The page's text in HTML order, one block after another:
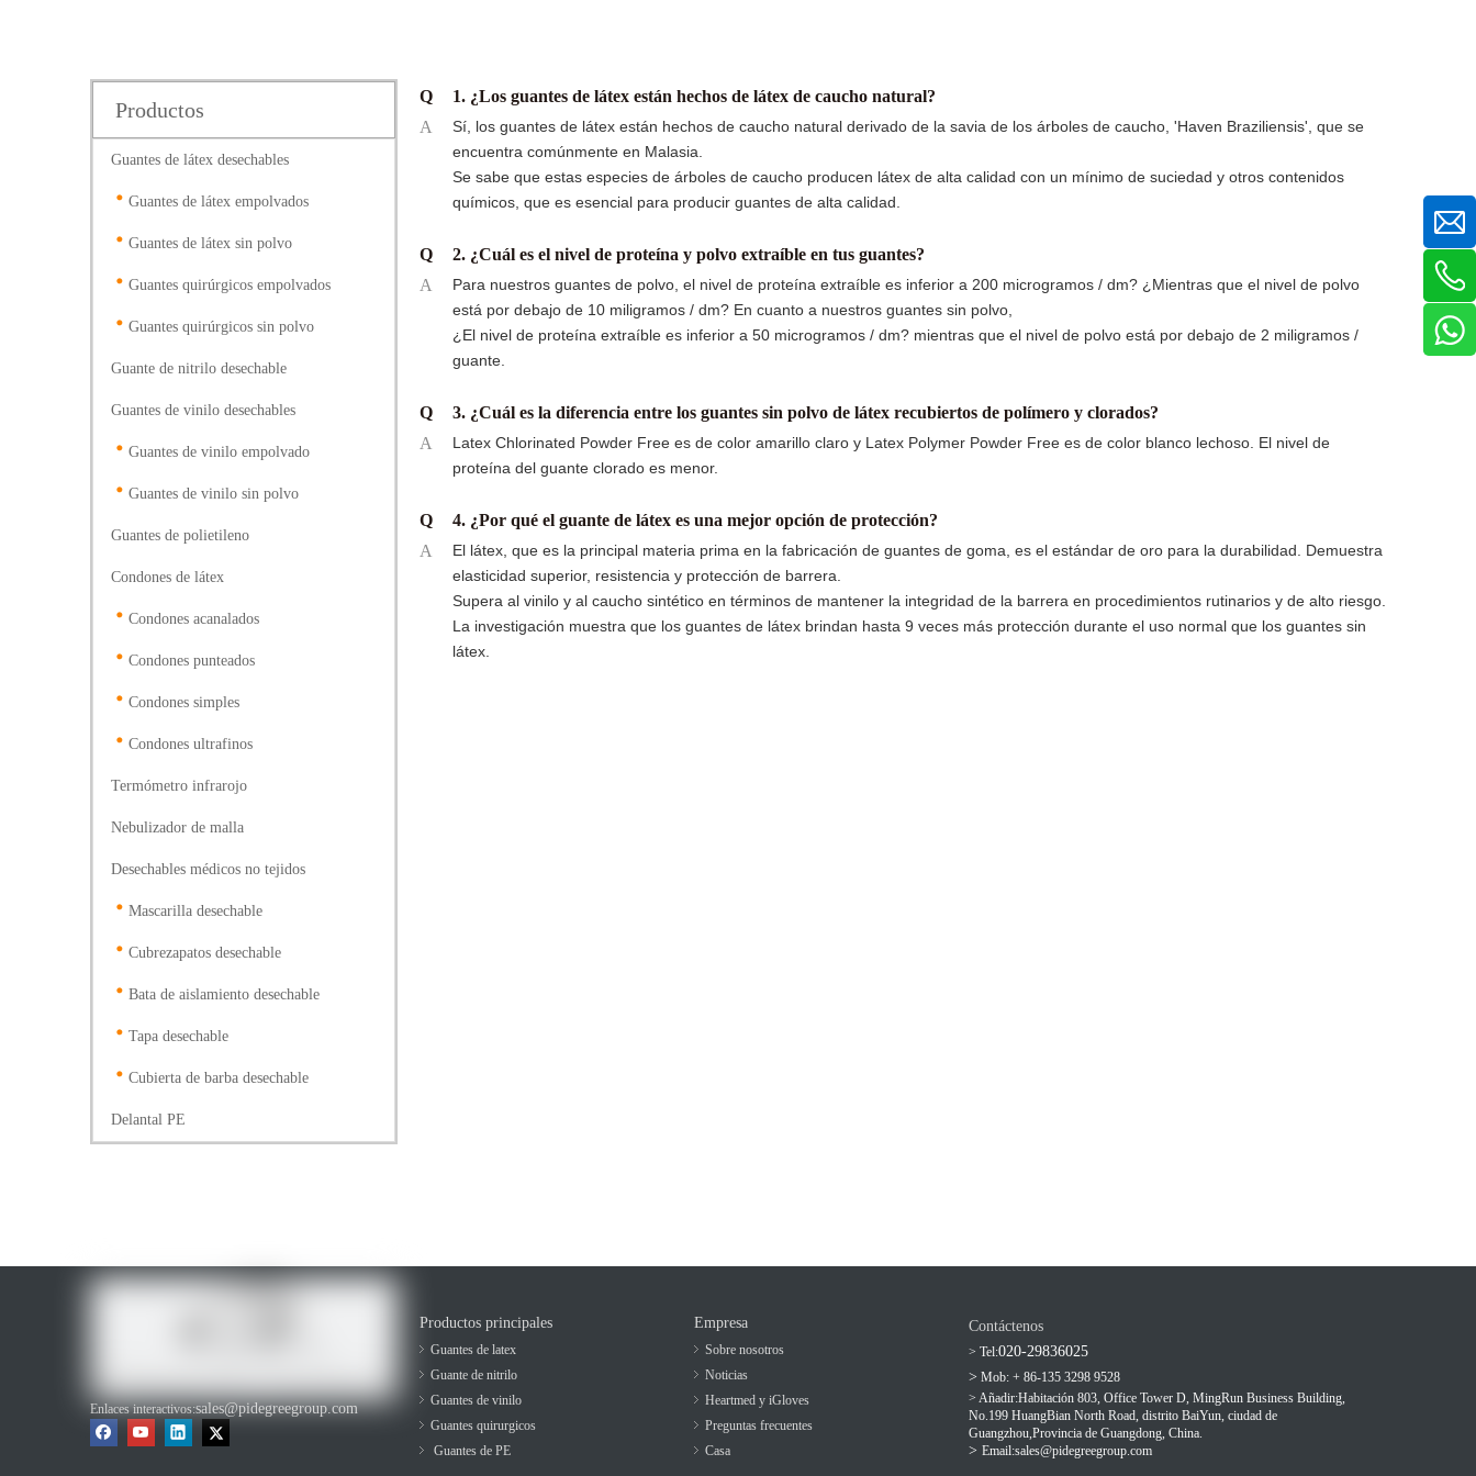
Productos
Guantes de látex desechables
Guantes de látex empolvados
Guantes de látex sin polvo
Guantes quirúrgicos empolvados
Guantes quirúrgicos sin polvo
Guante de nitrilo desechable
Guantes de vinilo desechables
Guantes de vinilo empolvado
Guantes de vinilo sin polvo
Guantes de polietileno
Condones de látex
Condones acanalados
Condones punteados
Condones simples
Condones ultrafinos
Termómetro infrarojo
Nebulizador de malla
Desechables médicos no tejidos
Mascarilla desechable
Cubrezapatos desechable
Bata de aislamiento desechable
Tapa desechable
Cubierta de barba desechable
Delantal PE
Q
1. ¿Los guantes de látex están hechos de látex de caucho natural?
A
Sí, los guantes de látex están hechos de caucho natural derivado de la savia de los árboles de caucho, 'Haven Braziliensis', que se
encuentra comúnmente en Malasia.
Se sabe que estas especies de árboles de caucho producen látex de alta calidad con un mínimo de suciedad y otros contenidos
químicos, que es esencial para producir guantes de alta calidad.
Q
2. ¿Cuál es el nivel de proteína y polvo extraíble en tus guantes?
A
Para nuestros guantes de polvo, el nivel de proteína extraíble es inferior a 200 microgramos / dm? ¿Mientras que el nivel de polvo
está por debajo de 10 miligramos / dm? En cuanto a nuestros guantes sin polvo,
¿El nivel de proteína extraíble es inferior a 50 microgramos / dm? mientras que el nivel de polvo está por debajo de 2 miligramos /
guante.
Q
3. ¿Cuál es la diferencia entre los guantes sin polvo de látex recubiertos de polímero y clorados?
A
Latex Chlorinated Powder Free es de color amarillo claro y Latex Polymer Powder Free es de color blanco lechoso. El nivel de
proteína del guante clorado es menor.
Q
4. ¿Por qué el guante de látex es una mejor opción de protección?
A
El látex, que es la principal materia prima en la fabricación de guantes de goma, es el estándar de oro para la durabilidad. Demuestra
elasticidad superior, resistencia y protección de barrera.
Supera al vinilo y al caucho sintético en términos de mantener la integridad de la barrera en procedimientos rutinarios y de alto riesgo.
La investigación muestra que los guantes de látex brindan hasta 9 veces más protección durante el uso normal que los guantes sin
látex.
Enlaces interactivos:sales@pidegreegroup.com
Productos principales
Guantes de latex
Guante de nitrilo
Guantes de vinilo
Guantes quirurgicos
Guantes de PE
Empresa
Sobre nosotros
Noticias
Heartmed y iGloves
Preguntas frecuentes
Casa
Contáctenos
> Tel:020-29836025
> Mob: + 86-135 3298 9528
> Añadir:Habitación 803, Office Tower D, MingRun Business Building,
No.199 HuangBian North Road, distrito BaiYun, ciudad de
Guangzhou,Provincia de Guangdong, China.
> Email:sales@pidegreegroup.com